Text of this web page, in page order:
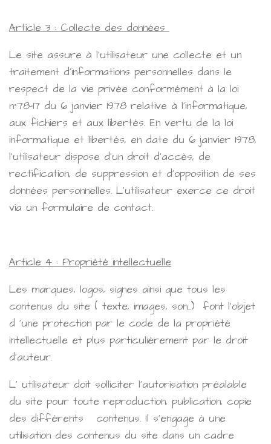
Article 3 : Collecte des données
Le site assure à l'utilisateur une collecte et un
traitement d'informations personnelles dans le
respect de la vie privée conformément à la loi
n°78-17 du 6 janvier 1978 relative à l'informatique,
aux fichiers et aux libertés. En vertu de la loi
informatique et libertés, en date du 6 janvier 1978,
l'utilisateur dispose d'un droit d'accès, de
rectification, de suppression et d'opposition de ses
données personnelles. L'utilisateur exerce ce droit
via un formulaire de contact.
Article 4 : Propriété intellectuelle
Les marques, logos, signes ainsi que tous les
contenus du site ( texte, images, son...) font l'objet
d 'une protection par le code de la propriété
intellectuelle et plus particulièrement par le droit
d'auteur.
L' utilisateur doit solliciter l'autorisation préalable
du site pour toute reproduction, publication, copie
des différents contenus. Il s'engage à une
utilisation des contenus du site dans un cadre